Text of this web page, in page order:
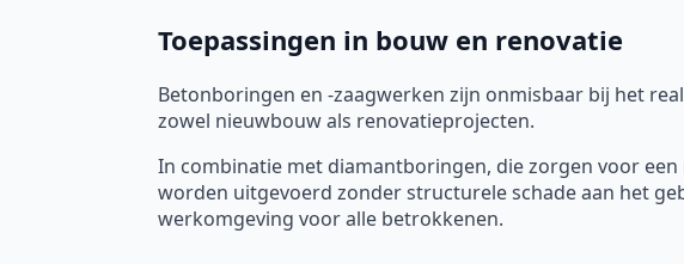
Toepassingen in bouw en renovatie
Betonboringen en -zaagwerken zijn onmisbaar bij het
zowel nieuwbouw als renovatieprojecten.
In combinatie met diamantboringen, die zorgen voor een
worden uitgevoerd zonder structurele schade aan het
werkomgeving voor alle betrokkenen.